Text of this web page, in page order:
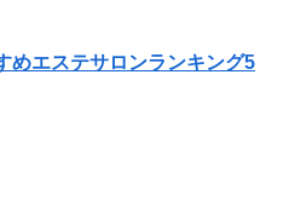
めエステサロンランキング5